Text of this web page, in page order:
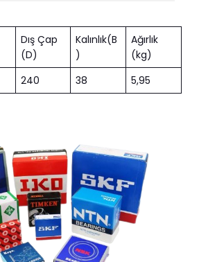
Dış Çap
(D)
Kalınlık(B
)
Ağırlık
(kg)
240 38 5,95